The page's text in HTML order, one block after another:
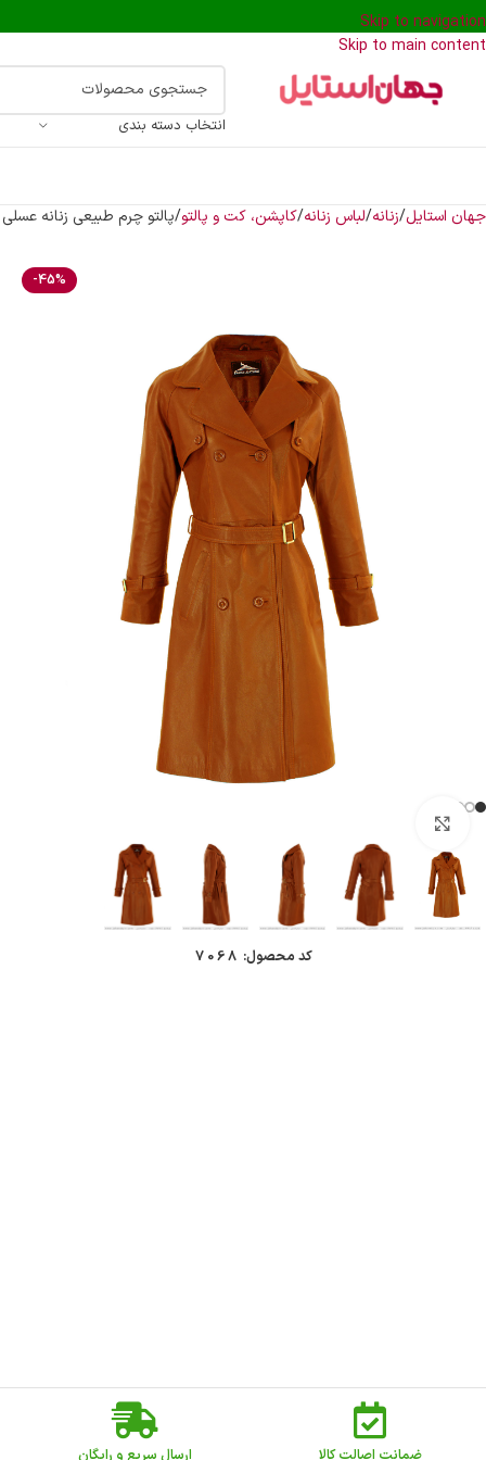
Skip to navigation
Skip to main content
انتخاب دسته بندی
جهان استایل زنانه لباس زنانه کاپشن، کت و پالتو پالتو چرم طبیعی زنانه عسلی
-45%
کد محصول: 7068
ضمانت اصالت کالا ارسال سریع و رایگان